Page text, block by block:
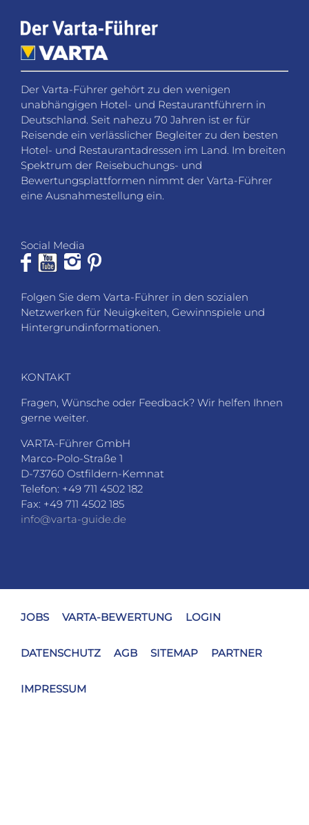
Der Varta-Führer gehört zu den wenigen
unabhängigen Hotel- und Restaurantführern in
Deutschland. Seit nahezu 70 Jahren ist er für
Reisende ein verlässlicher Begleiter zu den besten
Hotel- und Restaurantadressen im Land. Im breiten
Spektrum der Reisebuchungs- und
Bewertungsplattformen nimmt der Varta-Führer
eine Ausnahmestellung ein.
Social Media
Folgen Sie dem Varta-Führer in den sozialen
Netzwerken für Neuigkeiten, Gewinnspiele und
Hintergrundinformationen.
KONTAKT
Fragen, Wünsche oder Feedback? Wir helfen Ihnen
gerne weiter.
VARTA-Führer GmbH
Marco-Polo-Straße 1
D-73760 Ostfildern-Kemnat
Telefon: +49 711 4502 182
Fax: +49 711 4502 185
info@varta-guide.de
JOBS VARTA-BEWERTUNG LOGIN
DATENSCHUTZ AGB SITEMAP PARTNER
IMPRESSUM